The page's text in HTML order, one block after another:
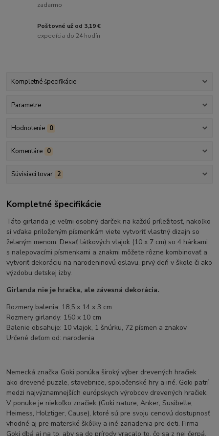
zadarmo
Poštovné už od 3,19 €
expedícia do 24 hodín
Kompletné špecifikácie
Parametre
Hodnotenie 0
Komentáre 0
Súvisiaci tovar 2
Kompletné špecifikácie
Táto girlanda je veľmi osobný darček na každú príležitosť, nakoľko
si vďaka priloženým písmenkám viete vytvoriť vlastný dizajn so
želaným menom. Desať látkových vlajok (10 x 7 cm) so 4 hárkami
s nalepovacími písmenkami a znakmi môžete rôzne kombinovať a
vytvoriť dekoráciu na narodeninovú oslavu, prvý deň v škole či ako
výzdobu detskej izby.
Girlanda nie je hračka, ale závesná dekorácia.
Rozmery balenia: 18,5 x 14 x 3 cm
Rozmery girlandy: 150 x 10 cm
Balenie obsahuje: 10 vlajok, 1 šnúrku, 72 písmen a znakov
Určené deťom od: narodenia
Nemecká značka Goki ponúka široký výber drevených hračiek
ako drevené puzzle, stavebnice, spoločenské hry a iné. Goki patrí
medzi najvýznamnejších európskych výrobcov drevených hračiek.
V ponuke je niekoľko značiek (Goki nature, Anker, Susibelle,
Heimess, Holztiger, Cause), ktoré sú pre svoju cenovú dostupnosť
vhodné aj pre materské škôlky a iné zariadenia pre deti. Firma
Goki dbá aj na to, aby sa do prírody vracalo to, čo sa z nej čerpá.